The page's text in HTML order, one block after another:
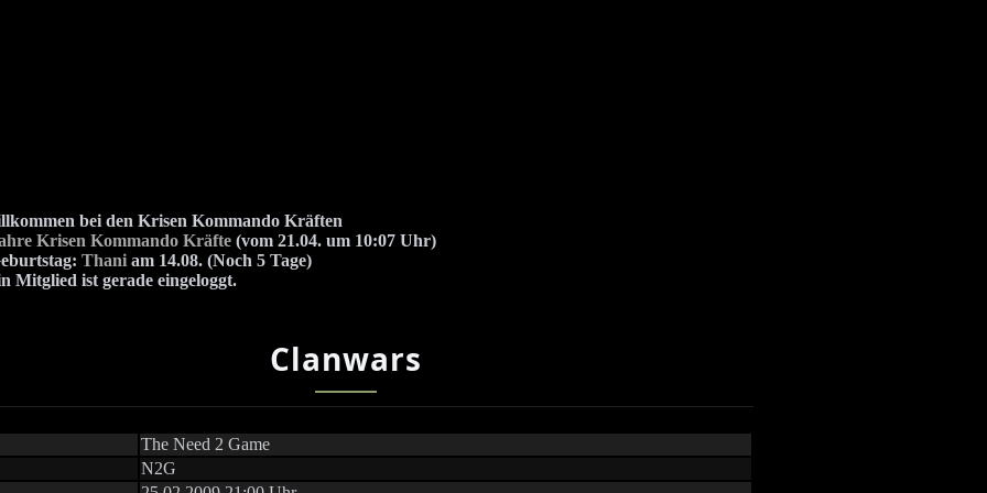
bei den Krisen Kommando Kräften
Krisen Kommando Kräfte (vom 21.04. um 10:07 Uhr)
Thani am 14.08. (Noch 5 Tage)
Mitglied ist gerade eingeloggt.
Clanwars
The Need 2 Game
N2G